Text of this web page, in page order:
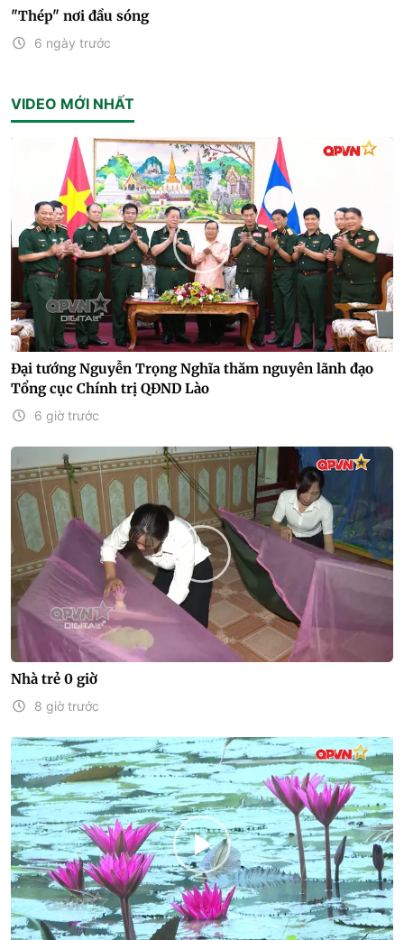
"Thép" nơi đầu sóng
6 ngày trước
VIDEO MỚI NHẤT
Đại tướng Nguyễn Trọng Nghĩa thăm nguyên lãnh đạo
Tổng cục Chính trị QĐND Lào
6 giờ trước
Nhà trẻ 0 giờ
8 giờ trước